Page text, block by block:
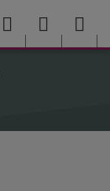
Menu User